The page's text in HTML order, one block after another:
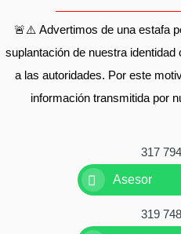
🚨⚠️ Advertimos de una estafa
suplantación de nuestra
a las autoridades. Por este
información transmitida por
317
Asesor
319